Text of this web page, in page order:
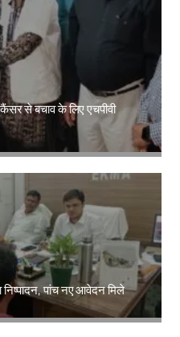
से बचाव के लिए एचपीवी
पांच नए आवेदन मिले